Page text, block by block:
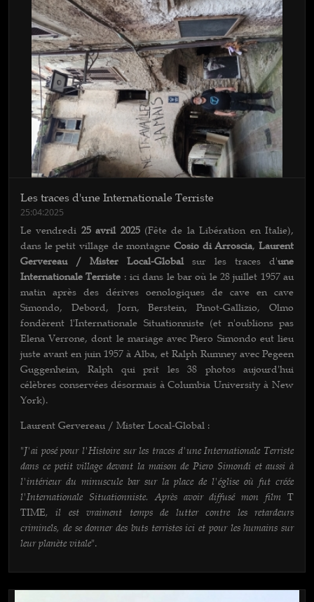
Les traces d'une Internationale Terriste
25:04:2025
Le vendredi 25 avril 2025(Fête de la Libération en Italie),
dans le petit village de montagne Cosio di Arroscia,Laurent
Gervereau / Mister Local-Globalsur les traces d'une
Internationale Terriste : ici dans le bar où le 28 juillet 1957 au
matin après des dérives oenologiques de cave en cave
Simondo, Debord, Jorn, Berstein, Pinot-Gallizio, Olmo
fondèrent l'Internationale Situationniste (et n'oublions pas
Elena Verrone, dont le mariage avec Piero Simondo eut lieu
juste avant en juin 1957 à Alba, et Ralph Rumney avec Pegeen
Guggenheim, Ralph qui prit les 38 photos aujourd'hui
célèbres conservées désormais à Columbia University à New
York).
Laurent Gervereau / Mister Local-Global :
"J'ai posé pour l'Histoire sur les traces d'une Internationale Terriste
dans ce petit village devant la maison de Piero Simondi et aussi à
l'intérieur du minuscule bar sur la place de l'église où fut créée
l'Internationale Situationniste. Après avoir diffusé mon film T
TIME, il est vraiment temps de lutter contre les retardeurs
criminels, de se donner des buts terristes ici et pour les humains sur
leur planète vitale".